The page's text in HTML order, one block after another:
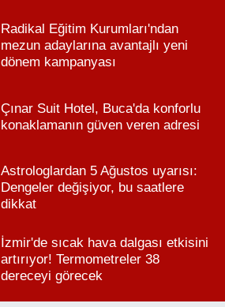
Radikal Eğitim Kurumları'ndan
mezun adaylarına avantajlı yeni
dönem kampanyası
Çınar Suit Hotel, Buca'da konforlu
konaklamanın güven veren adresi
Astrologlardan 5 Ağustos uyarısı:
Dengeler değişiyor, bu saatlere
dikkat
İzmir'de sıcak hava dalgası etkisini
artırıyor! Termometreler 38
dereceyi görecek